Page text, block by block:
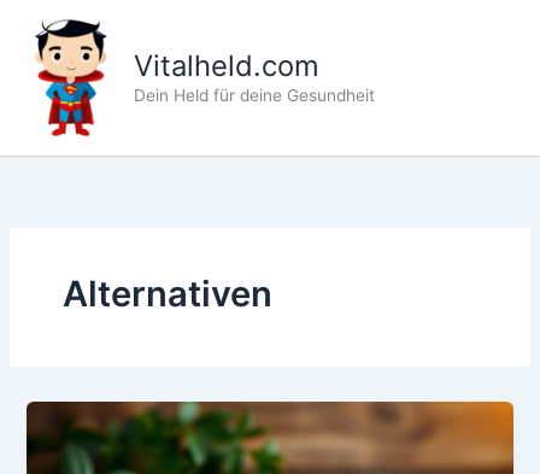
Inhalt
springen
Vitalheld.com
Dein Held für deine Gesundheit
Alternativen